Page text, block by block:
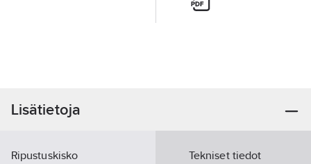
Lisätietoja
Ripustuskisko
Tekniset tiedot